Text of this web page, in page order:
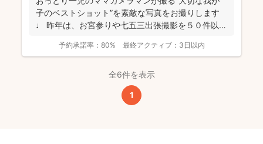
子のベストショット”を素敵な写真をお撮りします
♩ 昨年は、お宮参りや七五三出張撮影を５０件以
予約承諾率： 80% 最終アクティブ： 3日以内
全6件を表示
1